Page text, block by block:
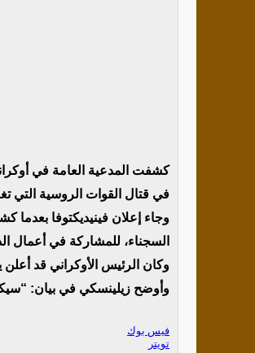
كشفت المدعية العامة في
في قتال القوات الروسية التي
وجاء إعلان فينيديكتوفا بعدما
السجناء، للمشاركة في أعمال
وكان الرئيس الأوكراني قد أعلن
وأوضح زيلينسكي في بيان:
فيس بوك
تويتر